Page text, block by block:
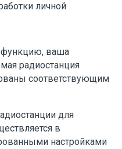
личной
функцию, ваша
радиостанция
соответствующим
для
в
настройками